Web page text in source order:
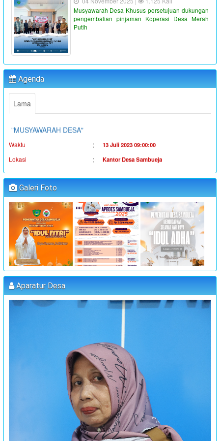
Musyawarah Desa Khusus persetujuan dukungan
pengembalian pinjaman Koperasi Desa Merah
Putih
Agenda
Lama
"PENYALURAN BLT-DD TAHUN ANGGARAN 2023"
Waktu :
Lokasi
Koordinator
"MUSYAWARAH DESA"
Waktu
Lokasi : Kantor Desa Sambueja
Koordinator : JUFRI (SEKDES SAMBUEJA)
"MUSYAWARAH DESA"
Waktu : 14 Juli 2023 09:00:00
Lokasi : Kantor Desa Sambueja
Koordinator : JUFRI (SEKDES SAMBUEJA)
"MUSYAWARAH DESA"
Waktu : 25 Juli 2023 09:00:00
Lokasi :
Koordinator
PELATIHAN FORUM DISABILITAS T.A 2023
31 Juli 2023 09:00:00
Kantor Desa Sambueja
: JUFRI (SEKDES SAMBUEJA)
MUSRENBANG DESA
: 20 September 2023 13:00:00
: Kantor Desa Sambueja
: JUFRI
"MUSYAWARAH DESA"
Galeri Foto
Aparatur Desa